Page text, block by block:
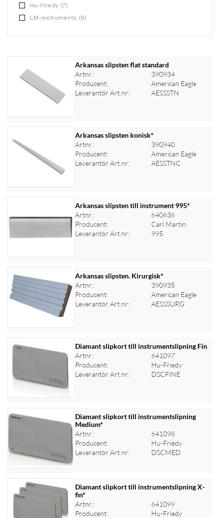
Hu-Friedy (7)
LM-instruments (6)
Arkansas slipsten flat standard
Artnr.:
390934
Producent:
American Eagle
Leverantör Art.nr:
AESSSTN
Logga in för priser
Arkansas slipsten konisk*
Artnr.:
390940
Producent:
American Eagle
Leverantör Art.nr:
AESSTNC
Logga in för priser
Arkansas slipsten till instrument 995*
Artnr.:
640636
Producent:
Carl Martin
Leverantör Art.nr:
995
Logga in för priser
Arkansas slipsten. Kirurgisk*
Artnr.:
390935
Producent:
American Eagle
Leverantör Art.nr:
AESSSURG
Logga in för priser
Diamant slipkort till instrumentslipning Fin
Artnr.:
641097
Producent:
Hu-Friedy
Leverantör Art.nr:
DSCFINE
Logga in för priser
Diamant slipkort till instrumentslipning
Medium*
Artnr.:
641098
Producent:
Hu-Friedy
Leverantör Art.nr:
DSCMED
Logga in för priser
Diamant slipkort till instrumentslipning X-
fin*
Artnr.:
641099
Producent:
Hu-Friedy